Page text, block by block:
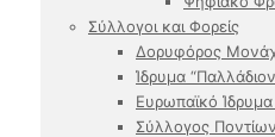
Σύλλογοι και Φορείς
Δορυφόρος
Ίδρυμα
Ευρωπαϊκό
Σύλλογος